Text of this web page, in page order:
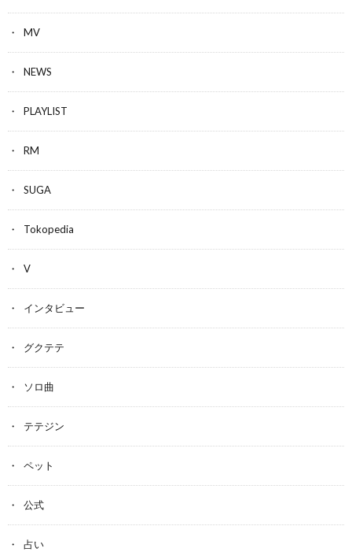
MV
NEWS
PLAYLIST
RM
SUGA
Tokopedia
V
インタビュー
グクテテ
ソロ曲
テテジン
ペット
公式
占い